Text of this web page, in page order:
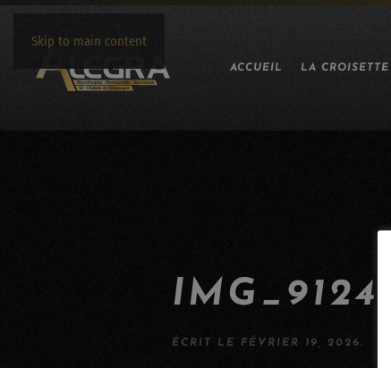
Skip to main content
ACCUEIL LA CROISETTE
IMG_9124
ÉCRIT LE FÉVRIER 19, 2026.